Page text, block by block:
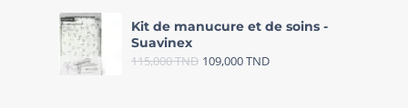
Kit de manucure et de soins -
Suavinex
115,000TND 109,000TND